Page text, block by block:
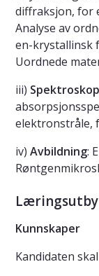
diffraksjon, for
Analyse av
en-krystallinsk
Uordnede
iii)
elektronstråle,
iv) Avbildning:
Kunnskaper
Kandidaten